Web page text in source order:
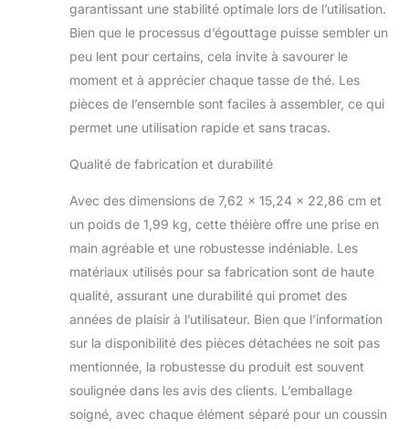
garantissant une stabilité optimale lors de l’utilisation.
Bien que le processus d’égouttage puisse sembler un
peu lent pour certains, cela invite à savourer le
moment et à apprécier chaque tasse de thé. Les
pièces de l’ensemble sont faciles à assembler, ce qui
permet une utilisation rapide et sans tracas.
Qualité de fabrication et durabilité
Avec des dimensions de 7,62 x 15,24 x 22,86 cm et
un poids de 1,99 kg, cette théière offre une prise en
main agréable et une robustesse indéniable. Les
matériaux utilisés pour sa fabrication sont de haute
qualité, assurant une durabilité qui promet des
années de plaisir à l’utilisateur. Bien que l’information
sur la disponibilité des pièces détachées ne soit pas
mentionnée, la robustesse du produit est souvent
soulignée dans les avis des clients. L’emballage
soigné, avec chaque élément séparé pour un coussin